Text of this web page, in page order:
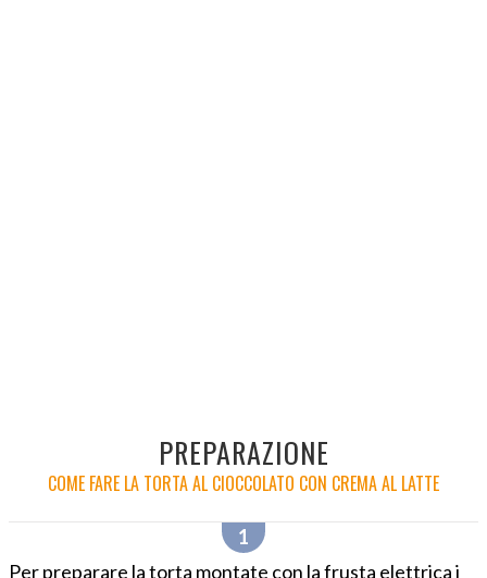
PREPARAZIONE
COME FARE LA TORTA AL CIOCCOLATO CON CREMA AL LATTE
Per preparare la torta montate con la frusta elettrica i